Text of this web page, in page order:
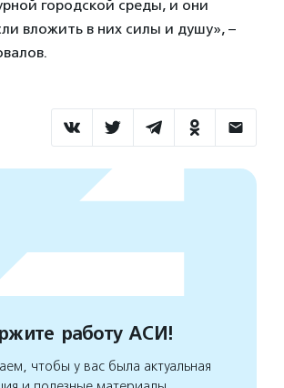
городской среды, и они
вложить в них силы и душу», –
работу АСИ!
чтобы у вас была актуальная